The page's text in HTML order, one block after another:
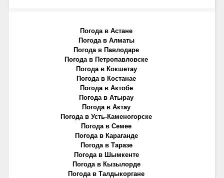
Погода в Астане
Погода в Алматы
Погода в Павлодаре
Погода в Петропавловске
Погода в Кокшетау
Погода в Костанае
Погода в Актобе
Погода в Атырау
Погода в Актау
Погода в Усть-Каменогорске
Погода в Семее
Погода в Караганде
Погода в Таразе
Погода в Шымкенте
Погода в Кызылорде
Погода в Талдыкоргане